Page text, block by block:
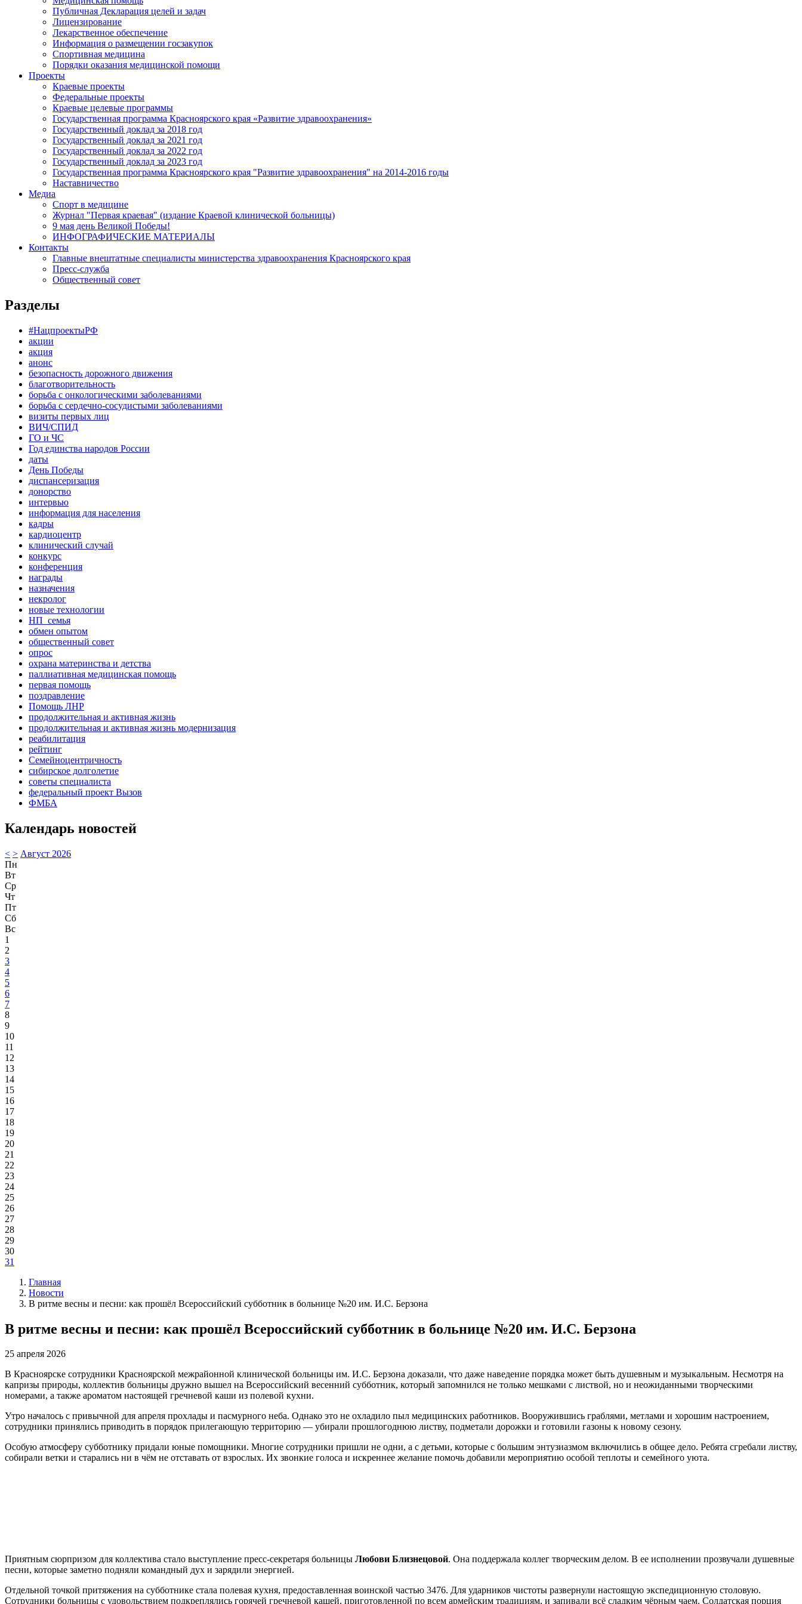
Публичная Декларация целей и задач
Лицензирование
Лекарственное обеспечение
Информация о размещении госзакупок
Спортивная медицина
Порядки оказания медицинской помощи
Проекты
Краевые проекты
Федеральные проекты
Краевые целевые программы
Государственная программа Красноярского края «Развитие здравоохранения»
Государственный доклад за 2018 год
Государственный доклад за 2021 год
Государственный доклад за 2022 год
Государственный доклад за 2023 год
Государственная программа Красноярского края "Развитие здравоохранения" на 2014-2016 годы
Наставничество
Медиа
Спорт в медицине
Журнал "Первая краевая" (издание Краевой клинической больницы)
9 мая день Великой Победы!
ИНФОГРАФИЧЕСКИЕ МАТЕРИАЛЫ
Контакты
Главные внештатные специалисты министерства здравоохранения Красноярского края
Пресс-служба
Общественный совет
Разделы
#НацпроектыРФ
акции
акция
анонс
безопасность дорожного движения
благотворительность
борьба с онкологическими заболеваниями
борьба с сердечно-сосудистыми заболеваниями
визиты первых лиц
ВИЧ/СПИД
ГО и ЧС
Год единства народов России
даты
День Победы
диспансеризация
донорство
интервью
информация для населения
кадры
кардиоцентр
клинический случай
конкурс
конференция
награды
назначения
некролог
новые технологии
НП_семья
обмен опытом
общественный совет
опрос
охрана материнства и детства
паллиативная медицинская помощь
первая помощь
поздравление
Помощь ЛНР
продолжительная и активная жизнь
продолжительная и активная жизнь модернизация
реабилитация
рейтинг
Семейноцентричность
сибирское долголетие
советы специалиста
федеральный проект Вызов
ФМБА
Календарь новостей
< > Август 2026
Пн
Вт
Ср
Чт
Пт
Сб
Вс
1
2
3
4
5
6
7
8
9
10
11
12
13
14
15
16
17
18
19
20
21
22
23
24
25
26
27
28
29
30
31
Главная
Новости
В ритме весны и песни: как прошёл Всероссийский субботник в больнице №20 им. И.С. Берзона
В ритме весны и песни: как прошёл Всероссийский субботник в больнице №20 им. И.С. Берзона
25 апреля 2026
В Красноярске сотрудники Красноярской межрайонной клинической больницы им. И.С. Берзона доказали, что даже наведение порядка может быть душевным и музыкальным. Несмотря на
капризы природы, коллектив больницы дружно вышел на Всероссийский весенний субботник, который запомнился не только мешками с листвой, но и неожиданными творческими
номерами, а также ароматом настоящей гречневой каши из полевой кухни.
Утро началось с привычной для апреля прохлады и пасмурного неба. Однако это не охладило пыл медицинских работников. Вооружившись граблями, метлами и хорошим настроением,
сотрудники принялись приводить в порядок прилегающую территорию — убирали прошлогоднюю листву, подметали дорожки и готовили газоны к новому сезону.
Особую атмосферу субботнику придали юные помощники. Многие сотрудники пришли не одни, а с детьми, которые с большим энтузиазмом включились в общее дело. Ребята сгребали листву,
собирали ветки и старались ни в чём не отставать от взрослых. Их звонкие голоса и искреннее желание помочь добавили мероприятию особой теплоты и семейного уюта.
Приятным сюрпризом для коллектива стало выступление пресс-секретаря больницы Любови Близнецовой. Она поддержала коллег творческим делом. В ее исполнении прозвучали душевные
песни, которые заметно подняли командный дух и зарядили энергией.
Отдельной точкой притяжения на субботнике стала полевая кухня, предоставленная воинской частью 3476. Для ударников чистоты развернули настоящую экспедиционную столовую.
Сотрудники больницы с удовольствием подкреплялись горячей гречневой кашей, приготовленной по всем армейским традициям, и запивали всё сладким чёрным чаем. Солдатская порция